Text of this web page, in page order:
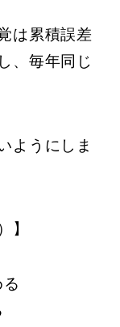
は累積誤差
、毎年同じ
ようにしま
】